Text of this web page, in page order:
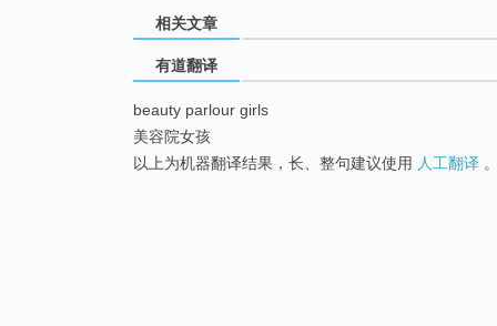
相关文章
有道翻译
beauty parlour girls
美容院女孩
以上为机器翻译结果，长、整句建议使用 人工翻译